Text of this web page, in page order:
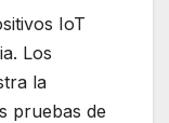
IoT
Los
la
pruebas de